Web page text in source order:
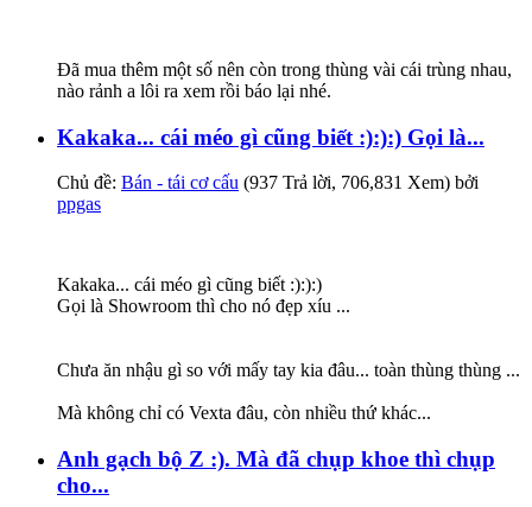
Đã mua thêm một số nên còn trong thùng vài cái trùng nhau,
nào rảnh a lôi ra xem rồi báo lại nhé.
Kakaka... cái méo gì cũng biết :):):) Gọi là...
Chủ đề: Bán - tái cơ cấu (937 Trả lời, 706,831 Xem) bởi
ppgas
Kakaka... cái méo gì cũng biết :):):)
Gọi là Showroom thì cho nó đẹp xíu ...
Chưa ăn nhậu gì so với mấy tay kia đâu... toàn thùng thùng ...
Mà không chỉ có Vexta đâu, còn nhiều thứ khác...
Anh gạch bộ Z :). Mà đã chụp khoe thì chụp
cho...